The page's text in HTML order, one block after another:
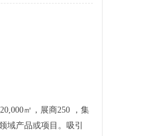
㎡，展商250 ，集
域产品或项目。吸引